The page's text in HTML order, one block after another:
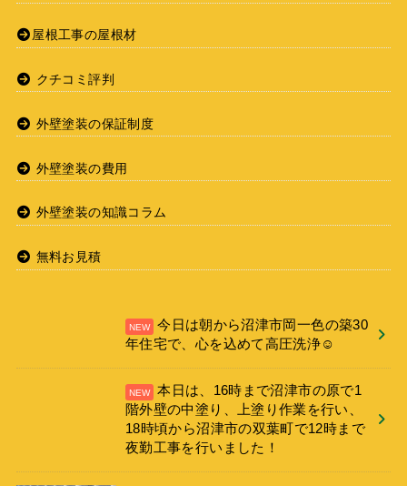
屋根工事の屋根材
クチコミ評判
外壁塗装の保証制度
外壁塗装の費用
外壁塗装の知識コラム
無料お見積
今日は朝から沼津市岡一色の築30
年住宅で、心を込めて高圧洗浄☺️
本日は、16時まで沼津市の原で1
階外壁の中塗り、上塗り作業を行い、
18時頃から沼津市の双葉町で12時まで
夜勤工事を行いました！